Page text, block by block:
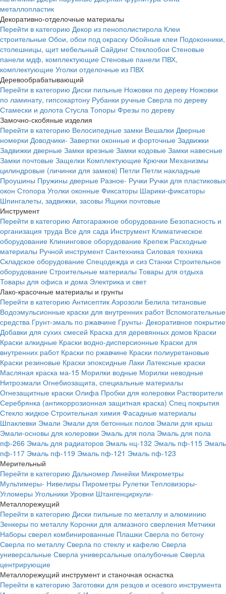
металлопластик
Декоративно-отделочные материалы
Перейти в категорию Декор из пенополистирола Клеи
строительные Обои, обои под окраску Обойные клеи Подоконники,
столешницы, щит мебельный Сайдинг Стеклообои Стеновые
панели мдф, комплектующие Стеновые панели ПВХ,
комплектующие Уголки отделочные из ПВХ
Деревообрабатывающий
Перейти в категорию Диски пильные Ножовки по дереву Ножовки
по ламинату, гипсокартону Рубанки ручные Сверла по дереву
Стамески и долота Стусла Топоры Фрезы по дереву
Замочно-скобяные изделия
Перейти в категорию Велосипедные замки Вешалки Дверные
номерки Доводчики- Завертки оконные и форточные Задвижки
Задвижки дверные Замки врезные Замки кодовые Замки навесные
Замки почтовые Защелки Комплектующие Крючки Механизмы
цилиндровые (личинки для замков) Петли Петли накладные
Проушины Пружины дверные Разное- Ручки Ручки для пластиковых
окон Стопора Уголки оконные Фиксаторы Шарики-фиксаторы
Шпингалеты, задвижки, засовы Ящики почтовые
Инструмент
Перейти в категорию Автогаражное оборудование Безопасность и
организация труда Все для сада Инструмент Климатическое
оборудование Клининговое оборудование Крепеж Расходные
материалы Ручной инструмент Сантехника Силовая техника
Складское оборудование Спецодежда и сиз Станки Строительное
оборудование Строительные материалы Товары для отдыха
Товары для офиса и дома Электрика и свет
Лако-красочные материалы и грунты
Перейти в категорию Антисептик Аэрозоли Белила титановые
Водоэмульсионные краски для внутренних работ Вспомогательные
средства Грунт-эмаль по ржавчине Грунты- Декоративное покрытие
Добавки для сухих смесей Краска для деревянных домов Краски
Краски алкидные Краски водно-дисперсионные Краски для
внутренних работ Краски по ржавчине Краски полиуретановые
Краски резиновые Краски эпоксидные Лаки Латексные краски
Масляная краска ма-15 Морилки водные Морилки неводные
Нитроэмали Огнебиозащита, специальные материалы
Огнезащитные краски Олифа Пробки для колеровки Растворители
Серебрянка (антикоррозионная защитная краска) Спец покрытия
Стекло жидкое Строительная химия Фасадные материалы
Шпаклевки Эмали Эмали для бетонных полов Эмали для крыш
Эмали-основы для колеровки Эмаль для пола Эмаль для пола
пф-266 Эмаль для радиаторов Эмаль нц-132 Эмаль пф-115 Эмаль
пф-117 Эмаль пф-119 Эмаль пф-121 Эмаль пф-123
Мерительный
Перейти в категорию Дальномер Линейки Микрометры
Мультимеры- Нивелиры Пирометры Рулетки Тепловизоры-
Угломеры Угольники Уровни Штангенциркули-
Металлорежущий
Перейти в категорию Диски пильные по металлу и алюминию
Зенкеры по металлу Коронки для алмазного сверления Метчики
Наборы сверел комбинированные Плашки Сверла по бетону
Сверла по металлу Сверла по стеклу и кафелю Сверла
универсальные Сверла универсальные опалубочные Сверла
центрирующие
Металлорежущий инструмент и станочная оснастка
Перейти в категорию Заготовки для резцов и осевого инструмента